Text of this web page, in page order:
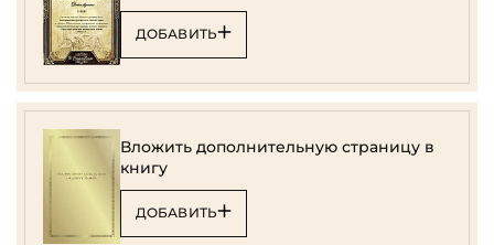
ДОБАВИТЬ
Вложить дополнительную страницу в
книгу
ДОБАВИТЬ